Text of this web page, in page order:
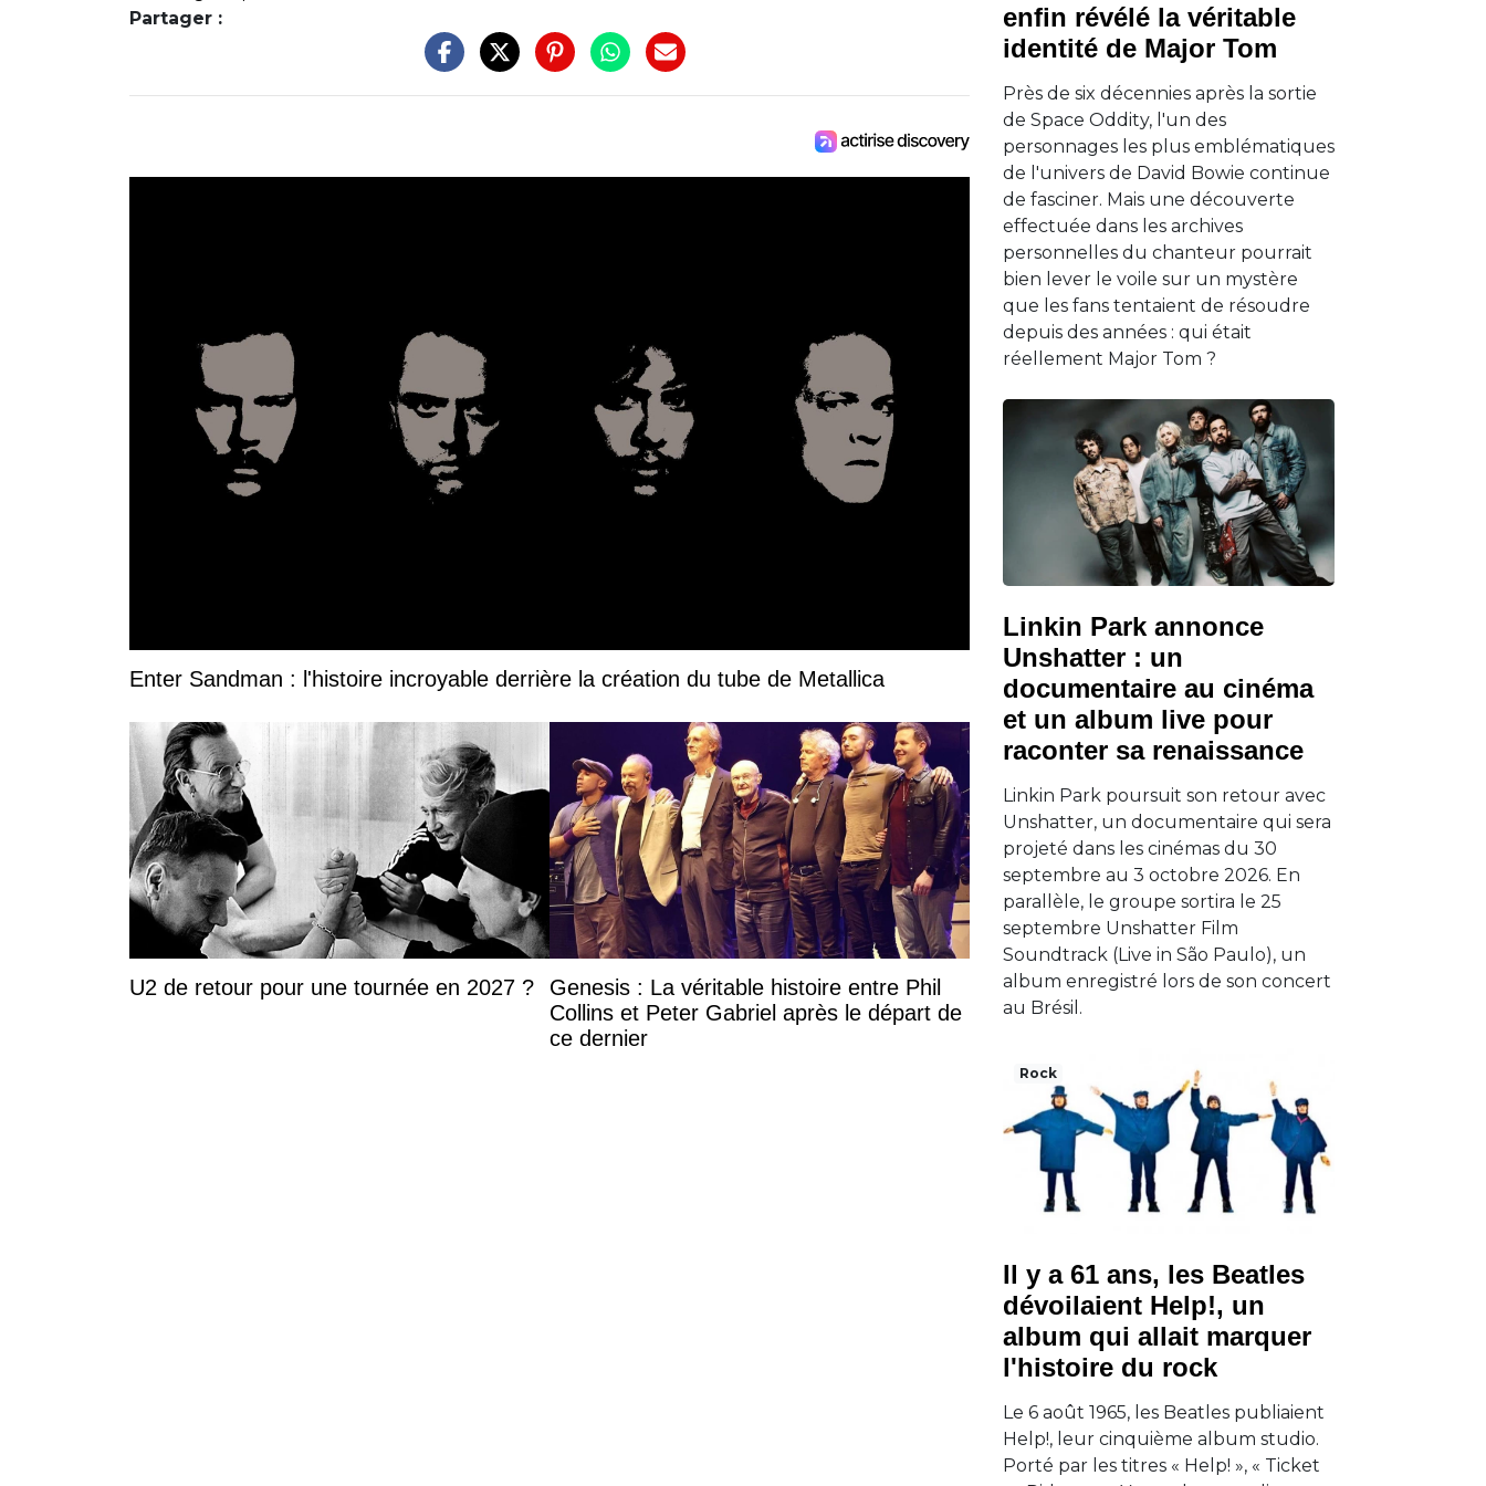
Partager :
Enter Sandman : l'histoire incroyable derrière la création du tube de Metallica
U2 de retour pour une tournée en 2027 ?
Genesis : La véritable histoire entre Phil
Collins et Peter Gabriel après le départ de
ce dernier
enfin révélé la véritable
identité de Major Tom
Près de six décennies après la sortie
de Space Oddity, l'un des
personnages les plus emblématiques
de l'univers de David Bowie continue
de fasciner. Mais une découverte
effectuée dans les archives
personnelles du chanteur pourrait
bien lever le voile sur un mystère
que les fans tentaient de résoudre
depuis des années : qui était
réellement Major Tom ?
Linkin Park annonce
Unshatter : un
documentaire au cinéma
et un album live pour
raconter sa renaissance
Linkin Park poursuit son retour avec
Unshatter, un documentaire qui sera
projeté dans les cinémas du 30
septembre au 3 octobre 2026. En
parallèle, le groupe sortira le 25
septembre Unshatter Film
Soundtrack (Live in São Paulo), un
album enregistré lors de son concert
au Brésil.
Rock
Il y a 61 ans, les Beatles
dévoilaient Help!, un
album qui allait marquer
l'histoire du rock
Le 6 août 1965, les Beatles publiaient
Help!, leur cinquième album studio.
Porté par les titres « Help! », « Ticket